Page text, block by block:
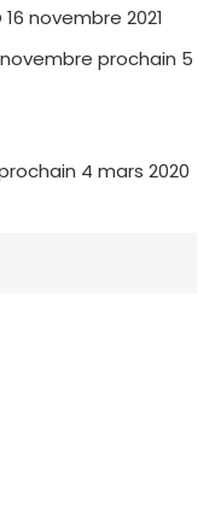
16 novembre 2021
novembre prochain 5
4 mars 2020